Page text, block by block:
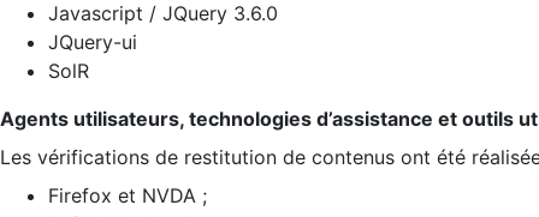
Javascript / JQuery 3.6.0
JQuery-ui
SolR
Agents utilisateurs, technologies d’assistance et outils
Les vérifications de restitution de contenus ont été
Firefox et NVDA ;